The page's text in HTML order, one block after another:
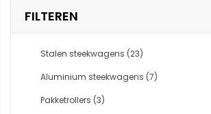
FILTEREN
Stalen steekwagens (23)
Aluminium steekwagens (7)
Pakketrollers (3)